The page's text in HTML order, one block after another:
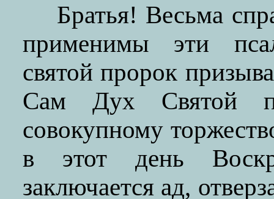
Братья! Весьма
применимы эти
святой пророк
Сам Дух Святой
совокупному
в этот день
заключается ад,